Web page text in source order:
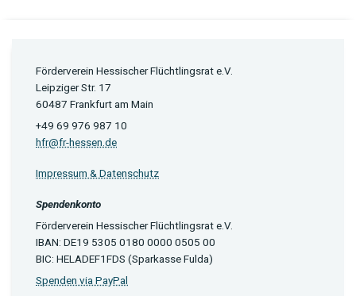
Förderverein Hessischer Flüchtlingsrat e.V.
Leipziger Str. 17
60487 Frankfurt am Main
+49 69 976 987 10
hfr@fr-hessen.de
Impressum & Datenschutz
Spendenkonto
Förderverein Hessischer Flüchtlingsrat e.V.
IBAN: DE19 5305 0180 0000 0505 00
BIC: HELADEF1FDS (Sparkasse Fulda)
Spenden via PayPal